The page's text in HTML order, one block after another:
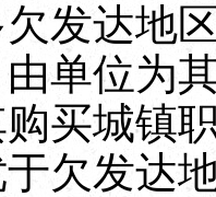
发达地
单位为
买城镇
欠发达